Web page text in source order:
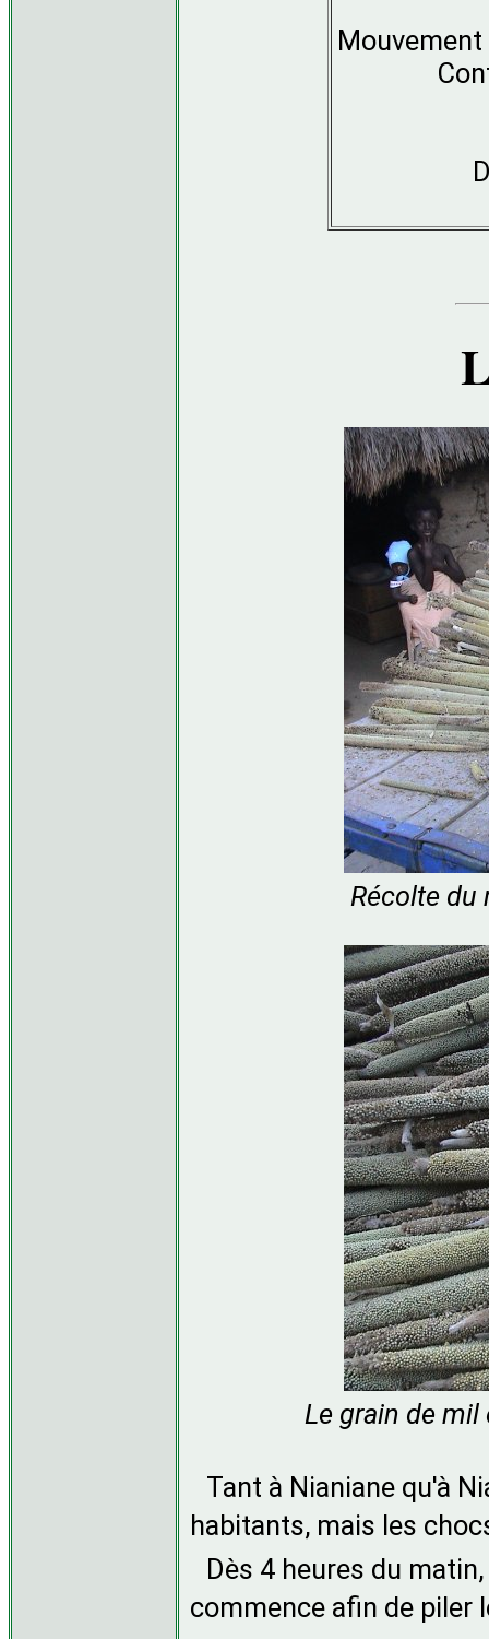
Récolte du
Le grain de
Tant à Nianiane qu'à
habitants, mais les
Dès 4 heures du
commence afin de piler